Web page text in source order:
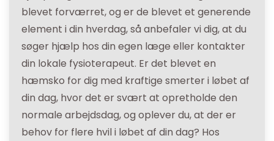
blevet forværret, og er de blevet et generende
element i din hverdag, så anbefaler vi dig, at du
søger hjælp hos din egen læge eller kontakter
din lokale fysioterapeut. Er det blevet en
hæmsko for dig med kraftige smerter i løbet af
din dag, hvor det er svært at opretholde den
normale arbejdsdag, og oplever du, at der er
behov for flere hvil i løbet af din dag? Hos